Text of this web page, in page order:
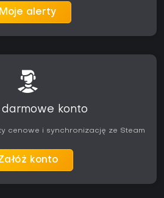
Moje alerty
darmowe konto
cenowe i synchronizację ze Steam
konto